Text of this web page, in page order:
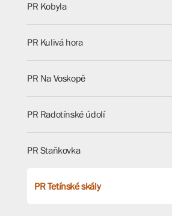
PR Kobyla
PR Kulivá hora
PR Na Voskopě
PR Radotínské údolí
PR Staňkovka
PR Tetínské skály